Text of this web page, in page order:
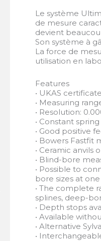
Le système
de mesure
devient
Son système à
La force de
utilisation en
Features
• UKAS
• Measuring
• Resolution:
• Constant
• Good positive
• Bowers Fastfit
• Ceramic anvils
• Blind-bore
• Possible to
bore sizes at
• The complete
splines, deep-
• Depth stops
• Available
• Alternative
•